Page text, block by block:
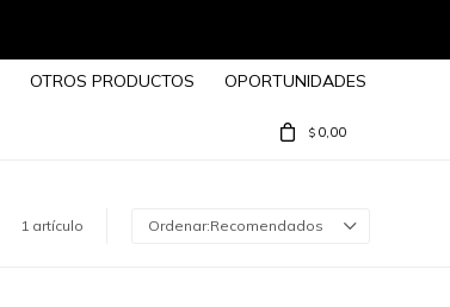
OTROS PRODUCTOS OPORTUNIDADES
$ 0,00
1 artículo Recomendados